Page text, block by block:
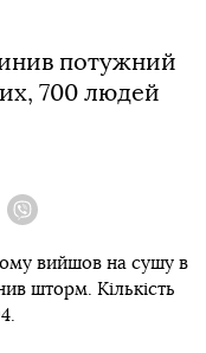
потужний
700 людей
вийшов на сушу в
шторм. Кількість